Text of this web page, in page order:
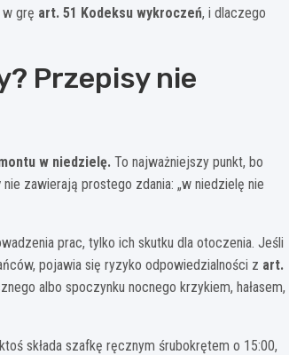
grę art. 51 Kodeksu wykroczeń, i dlaczego
Przepisy nie
w niedzielę. To najważniejszy punkt, bo
nie zawierają prostego zdania: „w niedzielę nie
prac, tylko ich skutku dla otoczenia. Jeśli
pojawia się ryzyko odpowiedzialności z art.
albo spoczynku nocnego krzykiem, hałasem,
składa szafkę ręcznym śrubokrętem o 15:00,